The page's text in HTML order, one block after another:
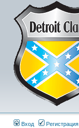
Вход Регистрация